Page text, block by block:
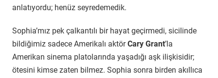
anlatıyordu; henüz seyredemedik.
Sophia’mız pek çalkantılı bir hayat geçirmedi, sicilinde
bildiğimiz sadece Amerikalı aktörCary Grant’la
Amerikan sinema platolarında yaşadığı aşk ilişkisidir;
ötesini kimse zaten bilmez. Sophia sonra birden akıllıca